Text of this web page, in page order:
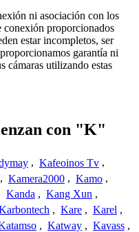
ni asociación con los
conexión proporcionados
estar incompletos, ser
garantía ni
cámaras utilizando estas
con "K"
, Kafeoinos Tv ,
, Kamera2000 , Kamo ,
Kanda , Kang Xun ,
, Kare , Karel ,
, Katway , Kavass ,